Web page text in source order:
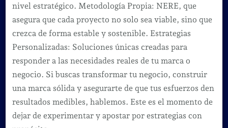
nivel estratégico. Metodología Propia: NERE, que
asegura que cada proyecto no solo sea viable, sino que
crezca de forma estable y sostenible. Estrategias
Personalizadas: Soluciones únicas creadas para
responder a las necesidades reales de tu marca o
negocio. Si buscas transformar tu negocio, construir
una marca sólida y asegurarte de que tus esfuerzos den
resultados medibles, hablemos. Este es el momento de
dejar de experimentar y apostar por estrategias con